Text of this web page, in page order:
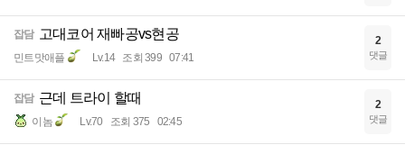
잡담 고대코어 재빠공vs현공
민트맛애플 Lv.14 조회 399 07:41
2
댓글
잡담 근데 트라이 할때
이놈 Lv.70 조회 375 02:45
2
댓글